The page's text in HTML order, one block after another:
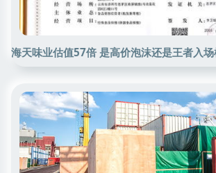
海天味业估值57倍 是高价泡沫还是王者入场